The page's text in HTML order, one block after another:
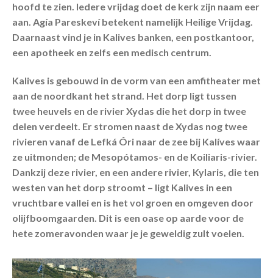
hoofd te zien. Iedere vrijdag doet de kerk zijn naam eer
aan. Agía Pareskeví betekent namelijk Heilige Vrijdag.
Daarnaast vind je in Kalives banken, een postkantoor,
een apotheek en zelfs een medisch centrum.
Kalives is gebouwd in de vorm van een amfitheater met
aan de noordkant het strand. Het dorp ligt tussen
twee heuvels en de rivier Xydas die het dorp in twee
delen verdeelt. Er stromen naast de Xydas nog twee
rivieren vanaf de Lefká Óri naar de zee bij Kalíves waar
ze uitmonden; de Mesopótamos- en de Koiliaris-rivier.
Dankzij deze rivier, en een andere rivier, Kylaris, die ten
westen van het dorp stroomt – ligt Kalives in een
vruchtbare vallei en is het vol groen en omgeven door
olijfboomgaarden. Dit is een oase op aarde voor de
hete zomeravonden waar je je geweldig zult voelen.